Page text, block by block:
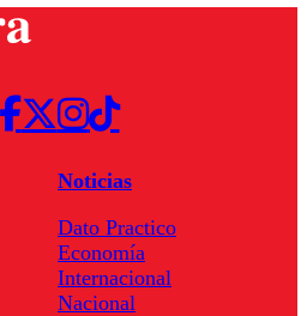
Noticias
Dato Practico
Economía
Internacional
Nacional